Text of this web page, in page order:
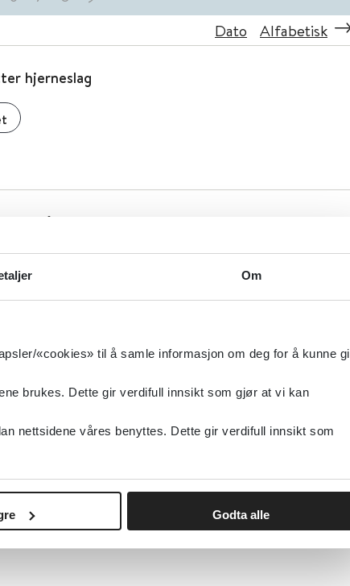
Om
«cookies» til å samle informasjon om deg for å kunne gi
brukes. Dette gir verdifull innsikt som gjør at vi kan
nettsidene våres benyttes. Dette gir verdifull innsikt som
Godta alle
Dato Alfabetisk
hjerneslag
behandling inom sjukgymnastik för
i rehabilitering av arm- og håndfunksjon